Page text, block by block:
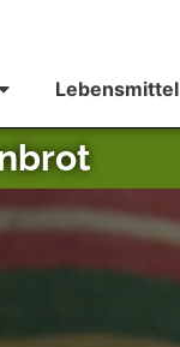
Lebensmittel